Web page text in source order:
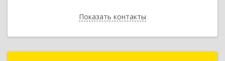
Показать контакты
Назад